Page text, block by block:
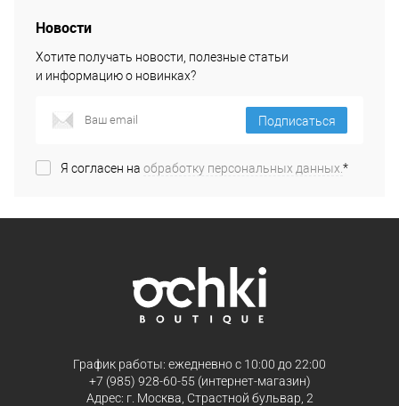
Новости
Хотите получать новости, полезные статьи
и информацию о новинках?
Подписаться
Я согласен на обработку персональных данных.*
График работы: ежедневно с 10:00 до 22:00
+7 (985) 928-60-55 (интернет-магазин)
Адрес: г. Москва, Страстной бульвар, 2